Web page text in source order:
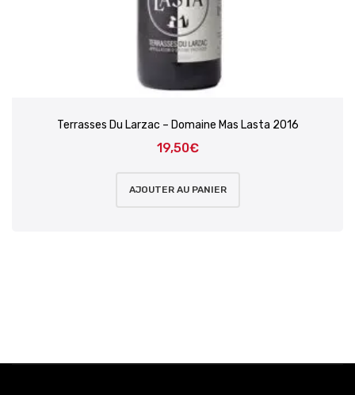
Terrasses Du Larzac – Domaine Mas Lasta 2016
19,50€
AJOUTER AU PANIER